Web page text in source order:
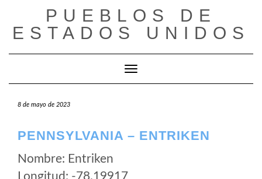
contenido
PUEBLOS DE
ESTADOS UNIDOS
Cambiar modo de navegación
8 de mayo de 2023
PENNSYLVANIA – ENTRIKEN
Nombre: Entriken
Longitud: -78.19917